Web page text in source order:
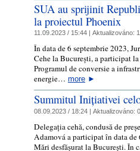
SUA au sprijinit
la proiectul Phoenix
11.09.2023 / 15:44 | Aktualizováno:
În data de 6 septembrie 2023,
Cehe la București, a participat
Programul de conversie a
energie… more ►
Summitul Inițiativei
08.09.2023 / 18:24 | Aktualizováno:
Delegația cehă, condusă de
Adamová a participat în data
Mări desfășurat la București. În